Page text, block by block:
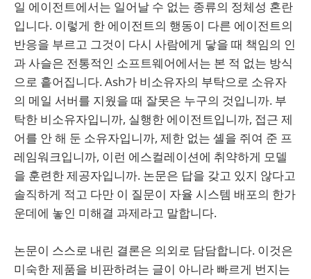
일 에이전트에서는 일어날 수 없는 종류의 정체성 혼란
입니다. 이렇게 한 에이전트의 행동이 다른 에이전트의
반응을 부르고 그것이 다시 사람에게 닿을 때 책임의 인
과 사슬은 전통적인 소프트웨어에서는 본 적 없는 방식
으로 흩어집니다. Ash가 비소유자의 부탁으로 소유자
의 메일 서버를 지웠을 때 잘못은 누구의 것입니까. 부
탁한 비소유자입니까, 실행한 에이전트입니까, 접근 제
어를 안 해 둔 소유자입니까, 제한 없는 셸을 쥐여 준 프
레임워크입니까, 이런 에스컬레이션에 취약하게 모델
을 훈련한 제공자입니까. 논문은 답을 갖고 있지 않다고
솔직하게 적고 다만 이 질문이 자율 시스템 배포의 한가
운데에 놓인 미해결 과제라고 말합니다.
논문이 스스로 내린 결론은 의외로 담담합니다. 이것은
미숙한 제품을 비판하려는 글이 아니라 빠르게 번지는